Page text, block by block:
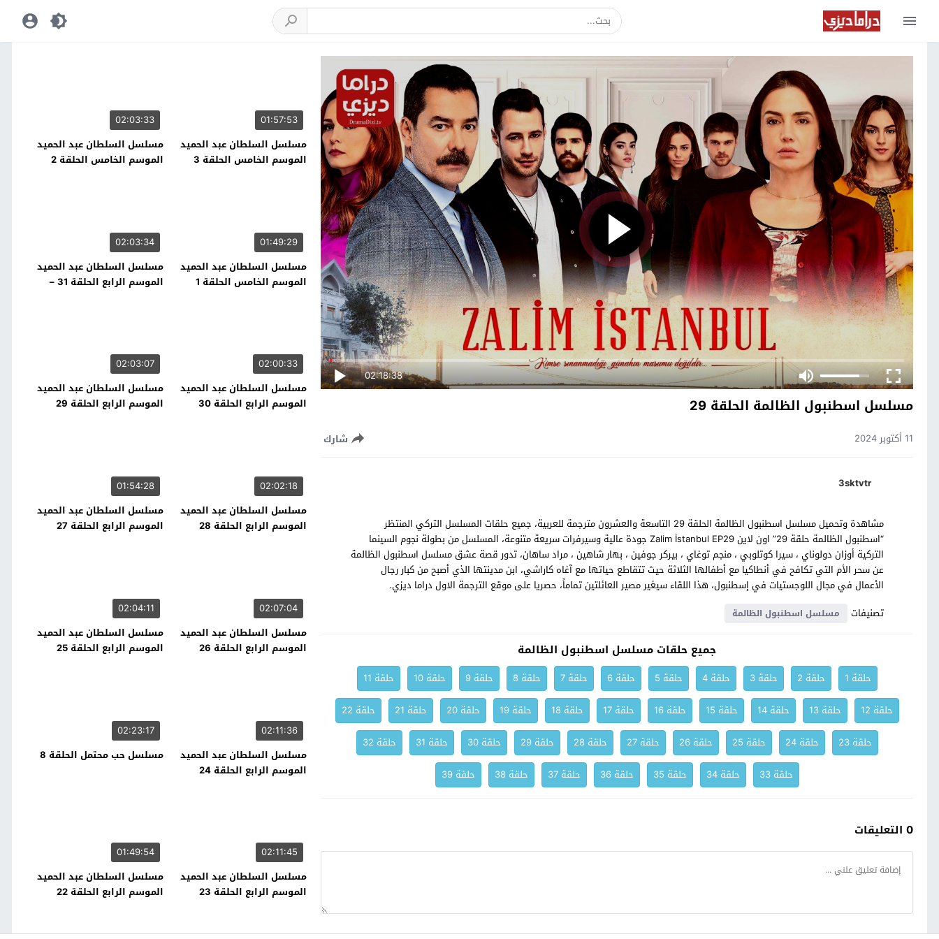
02:18:38
مسلسل اسطنبول الظالمة الحلقة 29
11 أكتوبر 2024 شارك
3sktvtr
مشاهدة وتحميل مسلسل اسطنبول الظالمة الحلقة 29 التاسعة والعشرون مترجمة للعربية، جميع حلقات المسلسل التركي المنتظر
“اسطنبول الظالمة حلقة 29” اون لاين Zalim İstanbul EP29 جودة عالية وسيرفرات سريعة متنوعة، المسلسل من بطولة نجوم السينما
التركية أوزان دولوناي ، سيرا كوتلوبي ، منجم توغاي ، بيركر جوفين ، بهار شاهين ، مراد ساهان، تدور قصة عشق مسلسل اسطنبول الظالمة
عن سحر الأم التي تكافح في أنطاكيا مع أطفالها الثلاثة حيث تتقاطع حياتها مع آغاه كاراشي، ابن مدينتها الذي أصبح من كبار رجال
الأعمال في مجال اللوجستيات في إسطنبول، هذا اللقاء سيغير مصير العائلتين تماماً، حصريا على موقع الترجمة الاول دراما ديزي.
تصنيفات
مسلسل اسطنبول الظالمة
جميع حلقات مسلسل اسطنبول الظالمة
حلقة 1 حلقة 2 حلقة 3 حلقة 4 حلقة 5 حلقة 6 حلقة 7 حلقة 8 حلقة 9 حلقة 10
حلقة 11
حلقة 12
حلقة 13 حلقة 14 حلقة 15 حلقة 16 حلقة 17 حلقة 18 حلقة 19 حلقة 20 حلقة 21
حلقة 22
حلقة 23
حلقة 24 حلقة 25 حلقة 26 حلقة 27 حلقة 28 حلقة 29 حلقة 30 حلقة 31
حلقة 32
حلقة 33
حلقة 34 حلقة 35 حلقة 36 حلقة 37 حلقة 38 حلقة 39
0 التعليقات
01:57:53
مسلسل السلطان عبد الحميد
الموسم الخامس الحلقة 3
02:03:33
مسلسل السلطان عبد الحميد
الموسم الخامس الحلقة 2
01:49:29
مسلسل السلطان عبد الحميد
الموسم الخامس الحلقة 1
02:03:34
مسلسل السلطان عبد الحميد
الموسم الرابع الحلقة 31 –
02:00:33
مسلسل السلطان عبد الحميد
الموسم الرابع الحلقة 30
02:03:07
مسلسل السلطان عبد الحميد
الموسم الرابع الحلقة 29
02:02:18
مسلسل السلطان عبد الحميد
الموسم الرابع الحلقة 28
01:54:28
مسلسل السلطان عبد الحميد
الموسم الرابع الحلقة 27
02:07:04
مسلسل السلطان عبد الحميد
الموسم الرابع الحلقة 26
02:04:11
مسلسل السلطان عبد الحميد
الموسم الرابع الحلقة 25
02:11:36
مسلسل السلطان عبد الحميد
الموسم الرابع الحلقة 24
02:23:17
مسلسل حب محتمل الحلقة 8
02:11:45
مسلسل السلطان عبد الحميد
الموسم الرابع الحلقة 23
01:49:54
مسلسل السلطان عبد الحميد
الموسم الرابع الحلقة 22